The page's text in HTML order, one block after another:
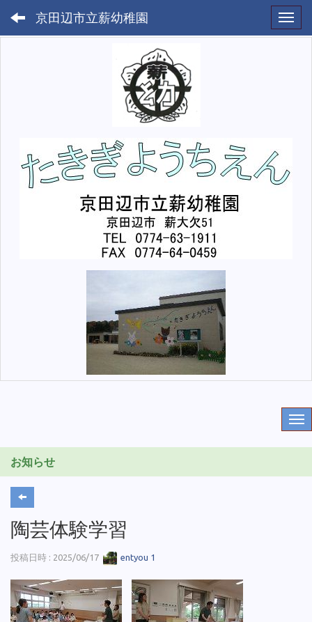
京田辺市立薪幼稚園
お知らせ
陶芸体験学習
投稿日時 : 2025/06/17 entyou 1